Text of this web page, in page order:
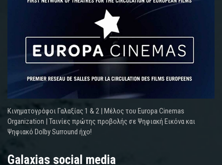
Κινηματογράφοι Γαλαξίας 1 & 2 | Μέλος του Europa Cinemas
Organization | Ταινίες πρώτης προβολής σε Ψηφιακή Εικόνα και
Ψηφιακό Dolby Surround ήχο!
Galaxias social media